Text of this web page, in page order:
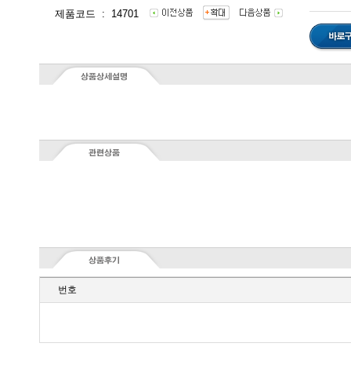
제품코드 : 14701
번호